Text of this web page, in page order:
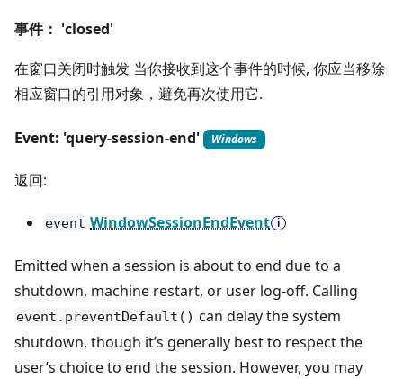
事件： 'closed'
在窗口关闭时触发 当你接收到这个事件的时候, 你应当移除
相应窗口的引用对象，避免再次使用它.
Event: 'query-session-end' Windows
返回:
event WindowSessionEndEvent
Emitted when a session is about to end due to a
shutdown, machine restart, or user log-off. Calling
event.preventDefault() can delay the system
shutdown, though it’s generally best to respect the
user’s choice to end the session. However, you may